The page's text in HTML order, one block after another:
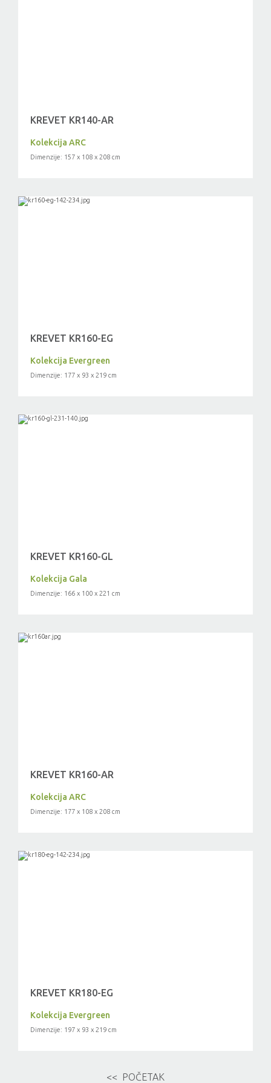
KREVET KR140-AR
Kolekcija ARC
Dimenzije: 157 x 108 x 208 cm
KREVET KR160-EG
Kolekcija Evergreen
Dimenzije: 177 x 93 x 219 cm
KREVET KR160-GL
Kolekcija Gala
Dimenzije: 166 x 100 x 221 cm
KREVET KR160-AR
Kolekcija ARC
Dimenzije: 177 x 108 x 208 cm
KREVET KR180-EG
Kolekcija Evergreen
Dimenzije: 197 x 93 x 219 cm
<< POČETAK